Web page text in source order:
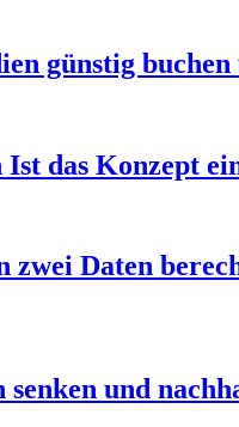
günstig
das Konzept
zwei Daten
und